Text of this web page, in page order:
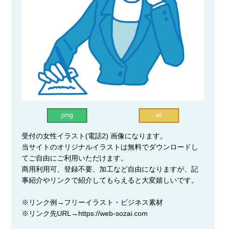
png ai
受付の女性イラスト(電話2) 画像になります。
当サイトのオリジナルイラストは無料でダウンロードし
てご自由にご利用いただけます。
商用利用可、登録不要、加工など自由になりますが、記
事紹介やリンクで紹介してもらえると大変嬉しいです。
※リンク例→フリーイラスト・ビジネス素材
※リンク先URL→https://web-sozai.com